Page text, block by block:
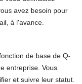
avez besoin pour
à l'avance.
de base de Q-
entreprise. Vous
et suivre leur statut.